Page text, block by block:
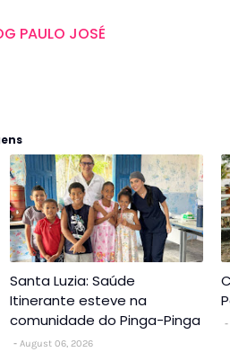
PAULO JOSÉ
Santa Luzia: Saúde
Itinerante esteve na
comunidade do Pinga-Pinga
August 06, 2026